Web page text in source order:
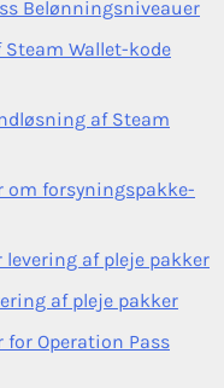
Belønningsniveauer
Wallet-kode
af Steam
om forsyningspakke-
af pleje pakker
af pleje pakker
Operation Pass